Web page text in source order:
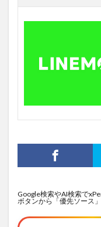
Google検索やAI検索で
ボタンから「優先ソース